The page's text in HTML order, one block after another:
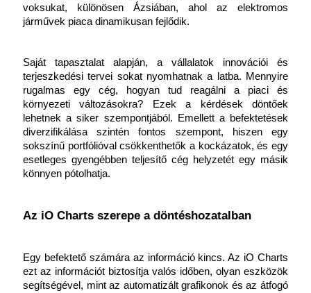
voksukat, különösen Ázsiában, ahol az elektromos
járművek piaca dinamikusan fejlődik.
Saját tapasztalat alapján, a vállalatok innovációi és
terjeszkedési tervei sokat nyomhatnak a latba. Mennyire
rugalmas egy cég, hogyan tud reagálni a piaci és
környezeti változásokra? Ezek a kérdések döntőek
lehetnek a siker szempontjából. Emellett a befektetések
diverzifikálása szintén fontos szempont, hiszen egy
sokszínű portfólióval csökkenthetők a kockázatok, és egy
esetleges gyengébben teljesítő cég helyzetét egy másik
könnyen pótolhatja.
Az iO Charts szerepe a döntéshozatalban
Egy befektető számára az információ kincs. Az iO Charts
ezt az információt biztosítja valós időben, olyan eszközök
segítségével, mint az automatizált grafikonok és az átfogó